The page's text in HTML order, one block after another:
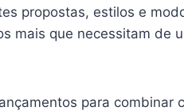
propostas, estilos e
mais que necessitam de
para combinar